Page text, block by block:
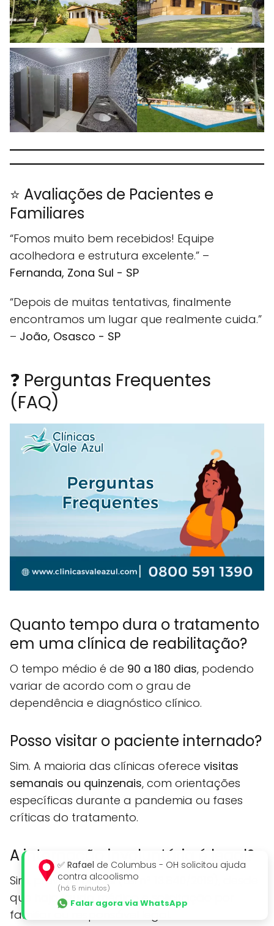
⭐ Avaliações de Pacientes e
Familiares
“Fomos muito bem recebidos! Equipe
acolhedora e estrutura excelente.” –
Fernanda, Zona Sul - SP
“Depois de muitas tentativas, finalmente
encontramos um lugar que realmente cuida.”
– João, Osasco - SP
❓ Perguntas Frequentes
(FAQ)
Quanto tempo dura o tratamento
em uma clínica de reabilitação?
O tempo médio é de 90 a 180 dias, podendo
variar de acordo com o grau de
dependência e diagnóstico clínico.
Posso visitar o paciente internado?
Sim. A maioria das clínicas oferece visitas
semanais ou quinzenais, com orientações
específicas durante a pandemia ou fases
críticas do tratamento.
A internação involuntária é legal?
Sim, prevista por lei (Lei nº 13.840/2019), desde
que haja laudo médico e solicitação por
familiar ou responsável legal.
✅ Rafael de Columbus - OH solicitou ajuda
contra alcoolismo
(há 5 minutos)
Falar agora via WhatsApp